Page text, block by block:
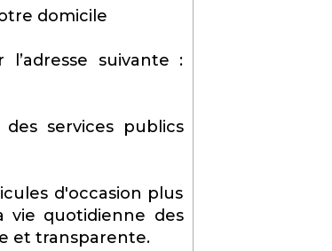
domicile
suivante :
services publics
d'occasion plus
vie quotidienne des
et transparente.